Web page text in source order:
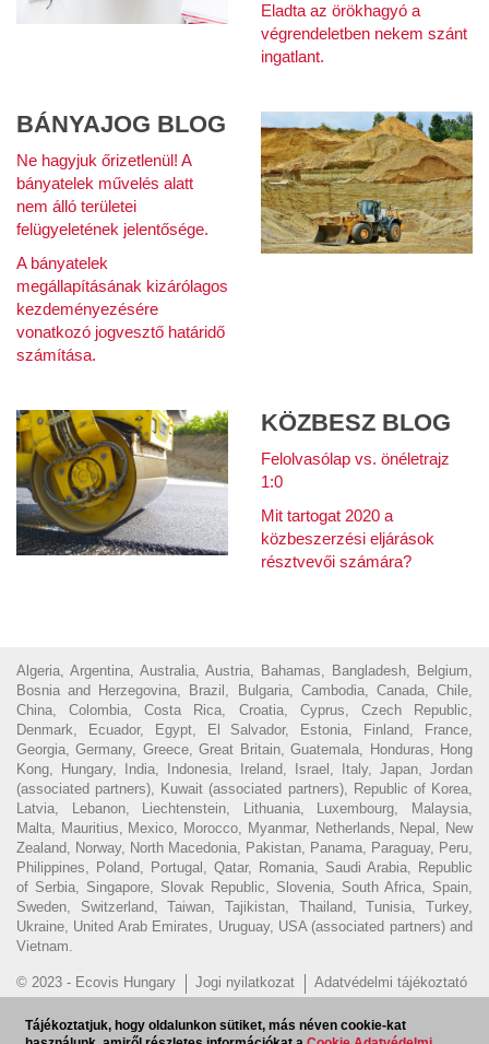
Eladta az örökhagyó a
végrendeletben nekem szánt
ingatlant.
BÁNYAJOG BLOG
Ne hagyjuk őrizetlenül! A
bányatelek művelés alatt
nem álló területei
felügyeletének jelentősége.
A bányatelek
megállapításának kizárólagos
kezdeményezésére
vonatkozó jogvesztő határidő
számítása.
KÖZBESZ BLOG
Felolvasólap vs. önéletrajz
1:0
Mit tartogat 2020 a
közbeszerzési eljárások
résztvevői számára?
Algeria, Argentina, Australia, Austria, Bahamas, Bangladesh, Belgium,
Bosnia and Herzegovina, Brazil, Bulgaria, Cambodia, Canada, Chile,
China, Colombia, Costa Rica, Croatia, Cyprus, Czech Republic,
Denmark, Ecuador, Egypt, El Salvador, Estonia, Finland, France,
Georgia, Germany, Greece, Great Britain, Guatemala, Honduras, Hong
Kong, Hungary, India, Indonesia, Ireland, Israel, Italy, Japan, Jordan
(associated partners), Kuwait (associated partners), Republic of Korea,
Latvia, Lebanon, Liechtenstein, Lithuania, Luxembourg, Malaysia,
Malta, Mauritius, Mexico, Morocco, Myanmar, Netherlands, Nepal, New
Zealand, Norway, North Macedonia, Pakistan, Panama, Paraguay, Peru,
Philippines, Poland, Portugal, Qatar, Romania, Saudi Arabia, Republic
of Serbia, Singapore, Slovak Republic, Slovenia, South Africa, Spain,
Sweden, Switzerland, Taiwan, Tajikistan, Thailand, Tunisia, Turkey,
Ukraine, United Arab Emirates, Uruguay, USA (associated partners) and
Vietnam.
© 2023 - Ecovis Hungary Jogi nyilatkozat
Adatvédelmi tájékoztató
bejelentés
Tájékoztatjuk, hogy oldalunkon sütiket, más néven cookie-kat